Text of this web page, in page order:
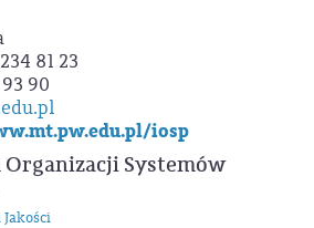
81 23
90
iosp
Systemów
Jakości